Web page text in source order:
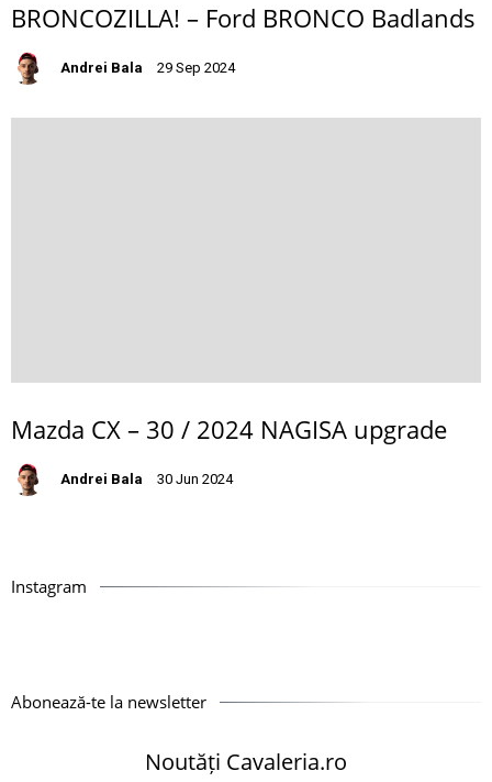
BRONCOZILLA! – Ford BRONCO Badlands
Andrei Bala 29 Sep 2024
Mazda CX – 30 / 2024 NAGISA upgrade
Andrei Bala 30 Jun 2024
Instagram
Abonează-te la newsletter
Noutăți Cavaleria.ro